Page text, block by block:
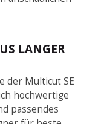
LANGER
der Multicut SE
hochwertige
passendes